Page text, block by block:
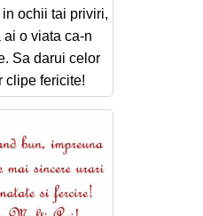
ochii tai priviri,
o viata ca-n
Sa darui celor
clipe fericite!